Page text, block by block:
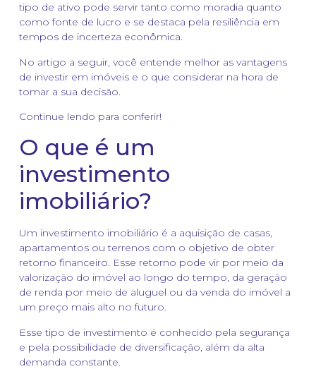
tipo de ativo pode servir tanto como moradia quanto
como fonte de lucro e se destaca pela resiliência em
tempos de incerteza econômica.
No artigo a seguir, você entende melhor as vantagens
de investir em imóveis e o que considerar na hora de
tomar a sua decisão.
Continue lendo para conferir!
O que é um
investimento
imobiliário?
Um investimento imobiliário é a aquisição de casas,
apartamentos ou terrenos com o objetivo de obter
retorno financeiro. Esse retorno pode vir por meio da
valorização do imóvel ao longo do tempo, da geração
de renda por meio de aluguel ou da venda do imóvel a
um preço mais alto no futuro.
Esse tipo de investimento é conhecido pela segurança
e pela possibilidade de diversificação, além da alta
demanda constante.